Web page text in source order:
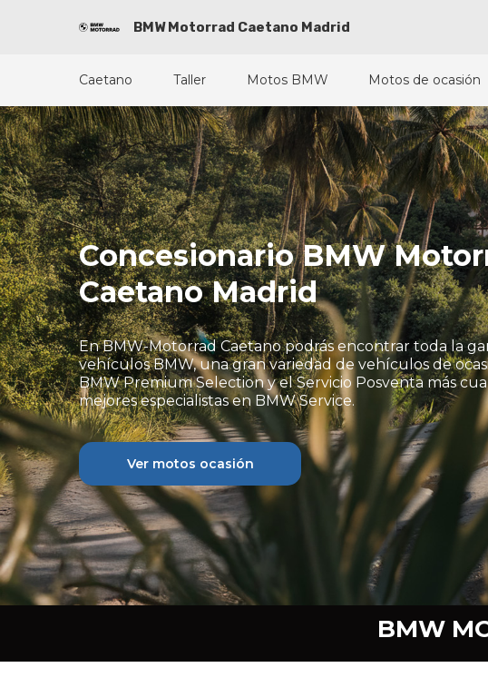
BMW Motorrad Caetano Madrid
Caetano Taller Motos BMW Motos de ocasión
Concesionario BMW
Caetano Madrid
En BMW-Motorrad Caetano podrás encontrar toda la
vehículos BMW, una gran variedad de vehículos de
BMW Premium Selection y el Servicio Posventa más
mejores especialistas en BMW Service.
Ver motos ocasión
BMW